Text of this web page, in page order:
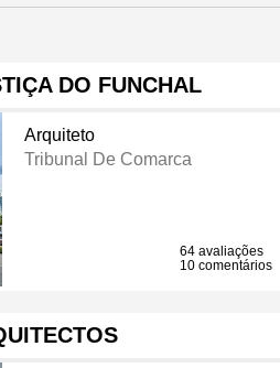
DO FUNCHAL
Arquiteto
Tribunal De Comarca
64 avaliações
10 comentários